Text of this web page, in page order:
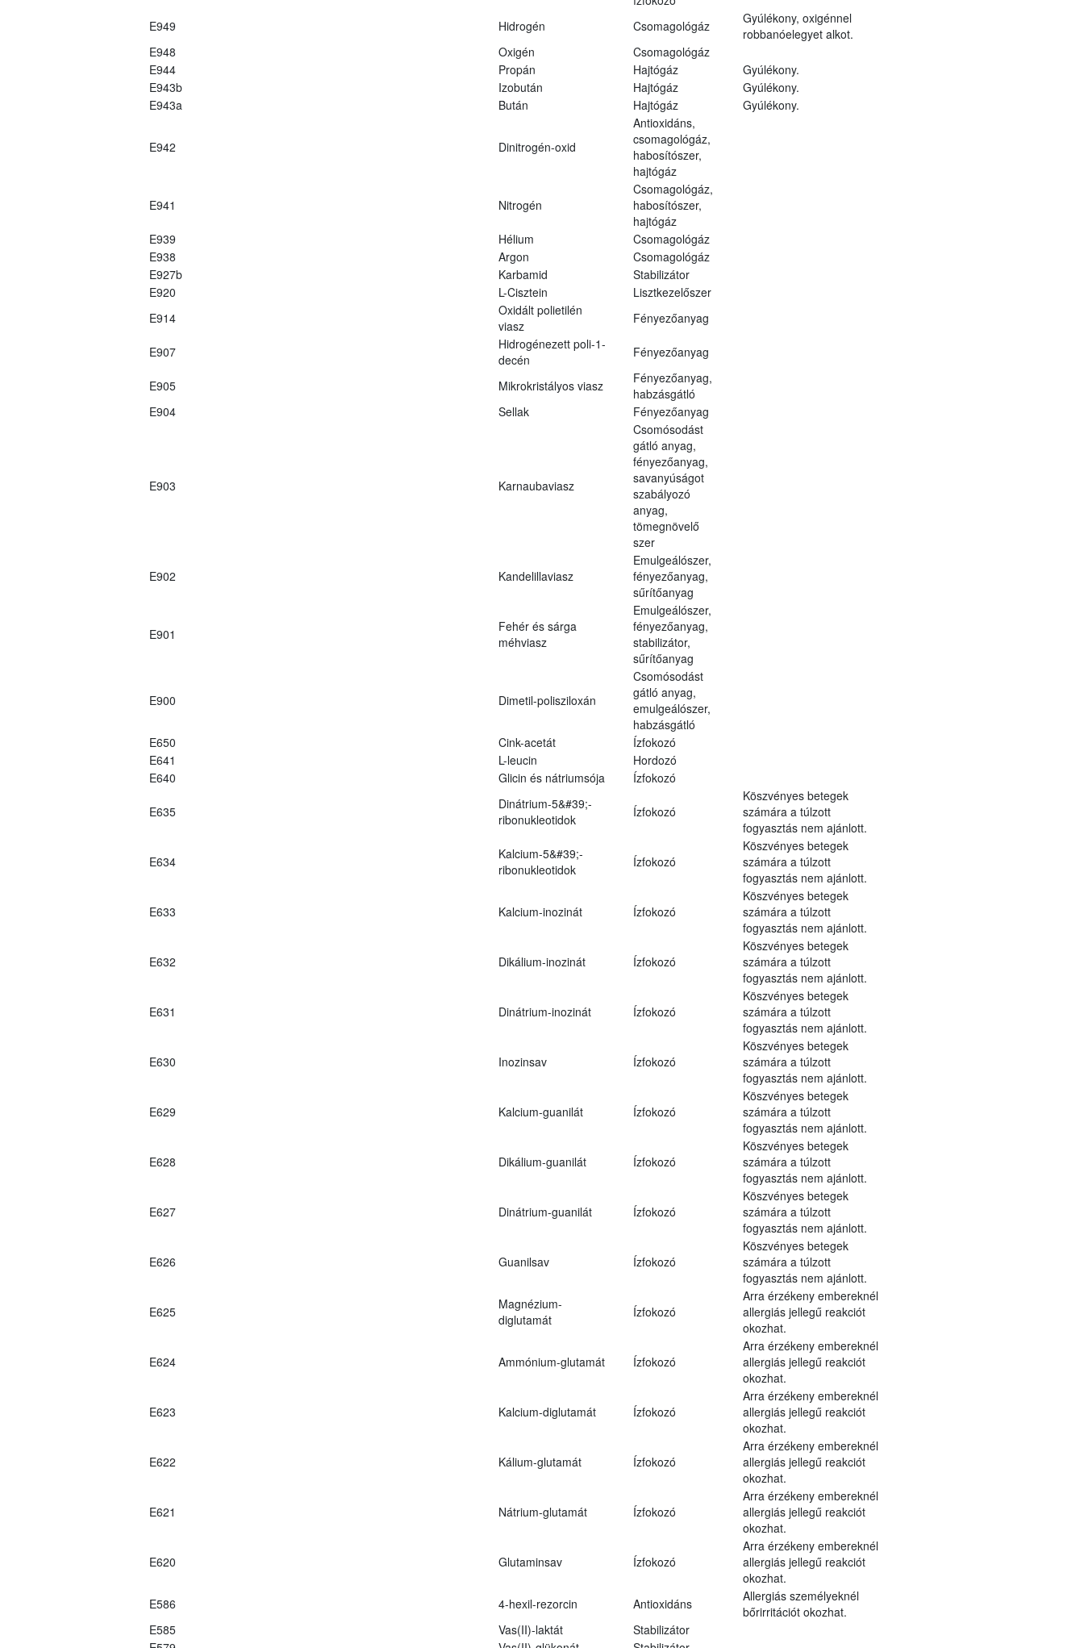
E949
Hidrogén Csomagológáz
Gyúlékony, oxigénnel
robbanóelegyet alkot.
E948
Oxigén
Csomagológáz
E944
Propán Hajtógáz
Gyúlékony.
E943b
Izobután Hajtógáz
Gyúlékony.
E943a
Bután Hajtógáz Gyúlékony.
E942 Dinitrogén-oxid
Antioxidáns,
csomagológáz,
habosítószer,
hajtógáz
E941 Nitrogén
Csomagológáz,
habosítószer,
hajtógáz
E939
Hélium
Csomagológáz
E938
Argon
Csomagológáz
E927b
Karbamid
Stabilizátor
E920
L-Cisztein
Lisztkezelőszer
E914
Oxidált polietilén
viasz
Fényezőanyag
E907
Hidrogénezett poli-1-
decén
Fényezőanyag
E905 Mikrokristályos viasz
Fényezőanyag,
habzásgátló
E904
Sellak Fényezőanyag
E903 Karnaubaviasz
Csomósodást
gátló anyag,
fényezőanyag,
savanyúságot
szabályozó
anyag,
tömegnövelő
szer
E902 Kandelillaviasz
Emulgeálószer,
fényezőanyag,
sűrítőanyag
E901
Fehér és sárga
méhviasz
Emulgeálószer,
fényezőanyag,
stabilizátor,
sűrítőanyag
E900 Dimetil-polisziloxán
Csomósodást
gátló anyag,
emulgeálószer,
habzásgátló
E650
Cink-acetát
Ízfokozó
E641
L-leucin
Hordozó
E640
Glicin és nátriumsója Ízfokozó
E635
Dinátrium-5&#39;-
ribonukleotidok
Ízfokozó
Köszvényes betegek
számára a túlzott
fogyasztás nem ajánlott.
E634
Kalcium-5&#39;-
ribonukleotidok
Ízfokozó
Köszvényes betegek
számára a túlzott
fogyasztás nem ajánlott.
E633 Kalcium-inozinát Ízfokozó
Köszvényes betegek
számára a túlzott
fogyasztás nem ajánlott.
E632 Dikálium-inozinát Ízfokozó
Köszvényes betegek
számára a túlzott
fogyasztás nem ajánlott.
E631 Dinátrium-inozinát Ízfokozó
Köszvényes betegek
számára a túlzott
fogyasztás nem ajánlott.
E630 Inozinsav Ízfokozó
Köszvényes betegek
számára a túlzott
fogyasztás nem ajánlott.
E629 Kalcium-guanilát Ízfokozó
Köszvényes betegek
számára a túlzott
fogyasztás nem ajánlott.
E628 Dikálium-guanilát Ízfokozó
Köszvényes betegek
számára a túlzott
fogyasztás nem ajánlott.
E627 Dinátrium-guanilát Ízfokozó
Köszvényes betegek
számára a túlzott
fogyasztás nem ajánlott.
E626 Guanilsav Ízfokozó
Köszvényes betegek
számára a túlzott
fogyasztás nem ajánlott.
E625
Magnézium-
diglutamát
Ízfokozó
Arra érzékeny embereknél
allergiás jellegű reakciót
okozhat.
E624 Ammónium-glutamát Ízfokozó
Arra érzékeny embereknél
allergiás jellegű reakciót
okozhat.
E623 Kalcium-diglutamát Ízfokozó
Arra érzékeny embereknél
allergiás jellegű reakciót
okozhat.
E622 Kálium-glutamát Ízfokozó
Arra érzékeny embereknél
allergiás jellegű reakciót
okozhat.
E621 Nátrium-glutamát Ízfokozó
Arra érzékeny embereknél
allergiás jellegű reakciót
okozhat.
E620 Glutaminsav Ízfokozó
Arra érzékeny embereknél
allergiás jellegű reakciót
okozhat.
E586
4-hexil-rezorcin Antioxidáns
Allergiás személyeknél
bőrirritációt okozhat.
E585
Vas(II)-laktát
Stabilizátor